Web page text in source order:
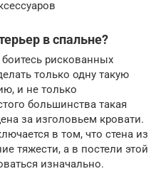
в спальне?
рискованных
только одну такую
и не только
большинства такая
за изголовьем кровати.
в том, что стена из
тяжести, а в постели этой
изначально.